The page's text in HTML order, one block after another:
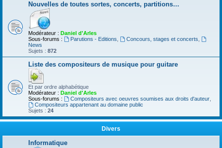
Nouvelles de toutes sortes, concerts, partitions…
Modérateur : Daniel d'Arles
Sous-forums :
Parutions - Editions Concours, stages et concerts
News
Sujets : 872
Liste des compositeurs de musique pour guitare
Et par ordre alphabétique
Modérateur : Daniel d'Arles
Sous-forums :
Compositeurs avec oeuvres soumises aux droits d'auteur,
Compositeurs appartenant au domaine public
Sujets : 24
Divers
Informatique